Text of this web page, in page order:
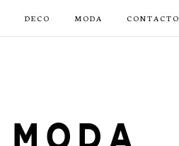
DECO MODA CONTACTO